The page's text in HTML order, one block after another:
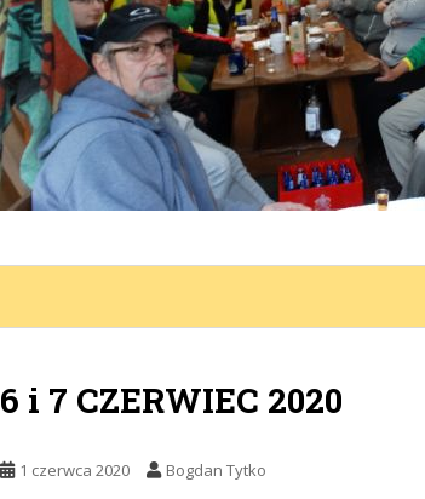
6 i 7 CZERWIEC 2020
1 czerwca 2020 Bogdan Tytko